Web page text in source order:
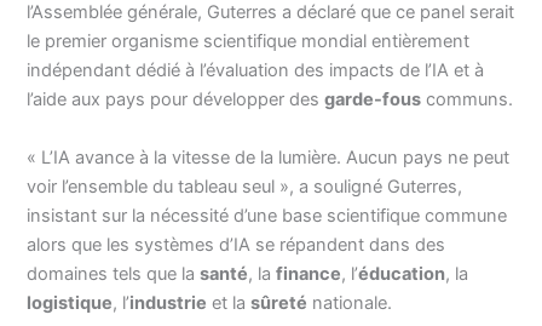
l’Assemblée générale, Guterres a déclaré que ce panel serait
le premier organisme scientifique mondial entièrement
indépendant dédié à l’évaluation des impacts de l’IA et à
l’aide aux pays pour développer desgarde-fous communs.
« L’IA avance à la vitesse de la lumière. Aucun pays ne peut
voir l’ensemble du tableau seul », a souligné Guterres,
insistant sur la nécessité d’une base scientifique commune
alors que les systèmes d’IA se répandent dans des
domaines tels que lasanté, lafinance, l’éducation, la
logistique, l’industrie et lasûreté nationale.